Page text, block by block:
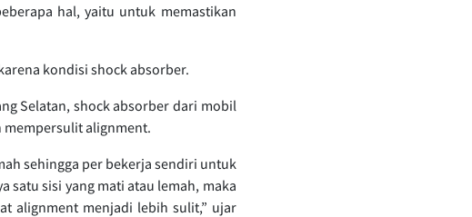
hal, yaitu untuk memastikan
kondisi shock absorber.
Selatan, shock absorber dari mobil
alignment.
sehingga per bekerja sendiri untuk
satu sisi yang mati atau lemah, maka
alignment menjadi lebih sulit,” ujar